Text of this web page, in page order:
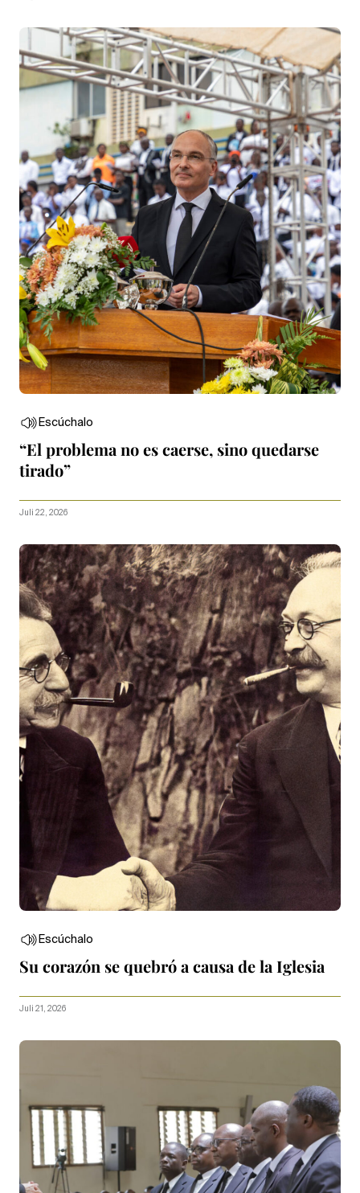
Escúchalo
“El problema no es caerse, sino quedarse
tirado”
Juli 22, 2026
Escúchalo
Su corazón se quebró a causa de la Iglesia
Juli 21, 2026